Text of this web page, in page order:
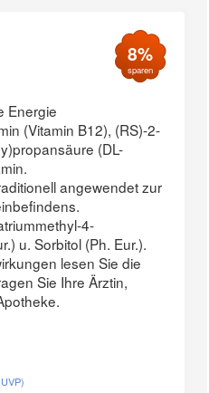
8%
sparen
Energie
(Vitamin B12), (RS)-2-
(DL-
angewendet zur
4-
u. Sorbitol (Ph. Eur.).
lesen Sie die
Sie Ihre Ärztin,